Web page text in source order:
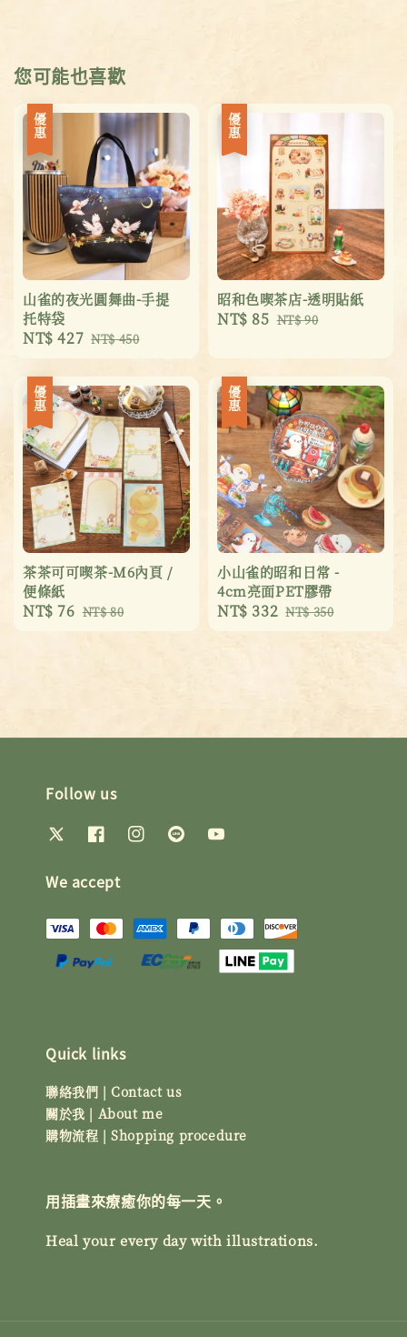
您可能也喜歡
優惠
山雀的夜光圓舞曲-手提
托特袋
Sale
NT$ 427 Regular
NT$ 450
優惠
昭和色喫茶店-透明貼紙
Sale
NT$ 85 Regular
NT$ 90
優惠
茶茶可可喫茶-M6內頁 /
便條紙
Sale
NT$ 76 Regular
price
NT$ 80
優惠
小山雀的昭和日常 -
4cm亮面PET膠帶
Sale
price
NT$ 332 Regular
price
NT$ 350
Follow us
We accept
Quick links
聯絡我們 | Contact us
關於我 | About me
購物流程 | Shopping procedure
用插畫來療癒你的每一天。
Heal your every day with illustrations.